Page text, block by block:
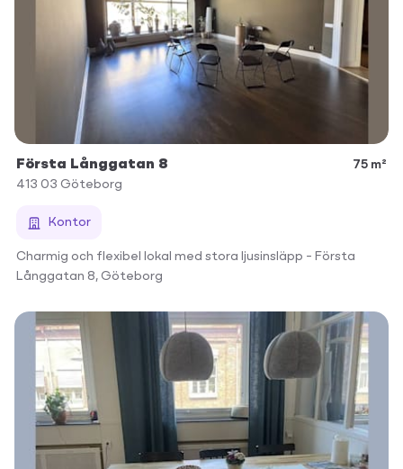
Första Långgatan 8
75 m²
413 03 Göteborg
Kontor
Charmig och flexibel lokal med stora ljusinsläpp – Första
Långgatan 8, Göteborg